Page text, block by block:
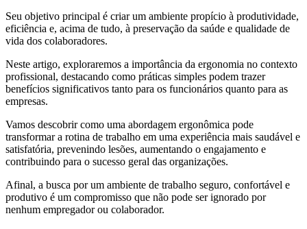
Seu objetivo principal é criar um ambiente propício à produtividade,
eficiência e, acima de tudo, à preservação da saúde e qualidade de
vida dos colaboradores.
Neste artigo, exploraremos a importância da ergonomia no contexto
profissional, destacando como práticas simples podem trazer
benefícios significativos tanto para os funcionários quanto para as
empresas.
Vamos descobrir como uma abordagem ergonômica pode
transformar a rotina de trabalho em uma experiência mais saudável e
satisfatória, prevenindo lesões, aumentando o engajamento e
contribuindo para o sucesso geral das organizações.
Afinal, a busca por um ambiente de trabalho seguro, confortável e
produtivo é um compromisso que não pode ser ignorado por
nenhum empregador ou colaborador.